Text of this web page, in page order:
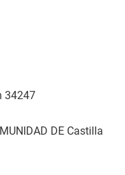
34247
DE Castilla